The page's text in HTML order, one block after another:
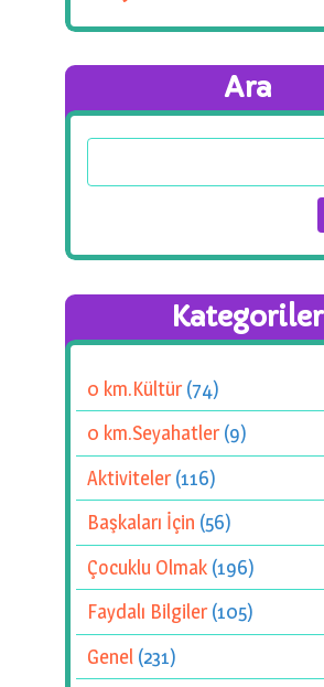
Ara
Kategoriler
0 km.Kültür(74)
0 km.Seyahatler(9)
Aktiviteler(116)
Başkaları İçin (56)
Çocuklu Olmak (196)
Faydalı Bilgiler(105)
Genel (231)